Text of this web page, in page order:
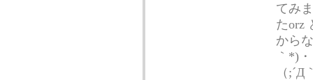
てみ
たorz
から
｀*)
（